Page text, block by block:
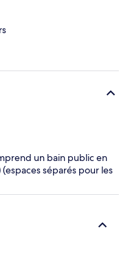
un bain public en
séparés pour les